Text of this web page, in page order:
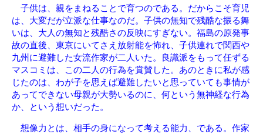
子供は、親をまねることで育つのである。だからこそ育児
は、大変だが立派な仕事なのだ。子供の無知で残酷な振る舞
いは、大人の無知と残酷さの反映にすぎない。福島の原発事
故の直後、東京にいてさえ放射能を怖れ、子供連れで関西や
九州に避難した女流作家が二人いた。良識派をもって任ずる
マスコミは、この二人の行為を賞賛した。あのときに私が感
じたのは、わが子を思えば避難したいと思っていても事情が
あってできない母親が大勢いるのに、何という無神経な行為
か、という想いだった。
想像力とは、相手の身になって考える能力、である。作家